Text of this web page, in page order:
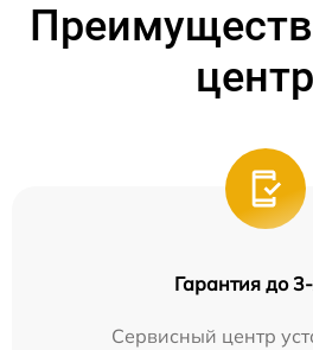
Гарантия до
Сервисный центр